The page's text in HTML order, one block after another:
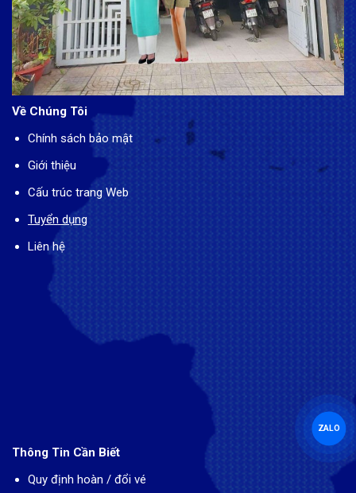
Về Chúng Tôi
Chính sách bảo mật
Giới thiệu
Cấu trúc trang Web
Tuyển dụng
Liên hệ
Thông Tin Cần Biết
Quy định hoàn / đổi vé
ZALO